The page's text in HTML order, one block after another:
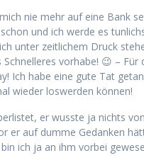
nie mehr auf eine Bank
und ich werde es
unter zeitlichem Druck
vorhabe! 😉 – Für
Ich habe eine gute Tat
wieder loswerden können!
er wusste ja nichts
er auf dumme Gedanken
ich ja an ihm vorbei